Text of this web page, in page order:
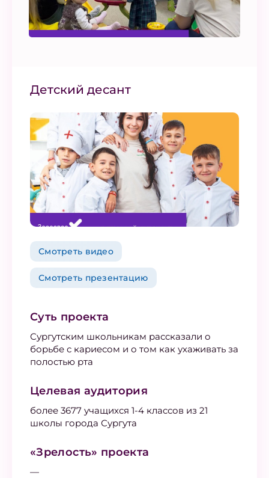
Детский десант
Смотреть видео
Смотреть презентацию
Суть проекта
Сургутским школьникам рассказали о
борьбе с кариесом и о том как ухаживать за
полостью рта
Целевая аудитория
более 3677 учащихся 1-4 классов из 21
школы города Сургута
«Зрелость» проекта
—